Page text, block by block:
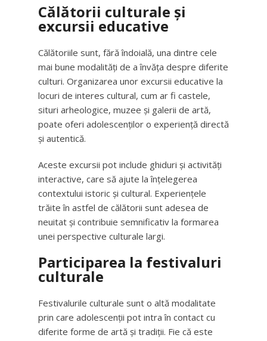
Călătorii culturale și
excursii educative
Călătoriile sunt, fără îndoială, una dintre cele
mai bune modalități de a învăța despre diferite
culturi. Organizarea unor excursii educative la
locuri de interes cultural, cum ar fi castele,
situri arheologice, muzee și galerii de artă,
poate oferi adolescenților o experiență directă
și autentică.
Aceste excursii pot include ghiduri și activități
interactive, care să ajute la înțelegerea
contextului istoric și cultural. Experiențele
trăite în astfel de călătorii sunt adesea de
neuitat și contribuie semnificativ la formarea
unei perspective culturale largi.
Participarea la festivaluri
culturale
Festivalurile culturale sunt o altă modalitate
prin care adolescenții pot intra în contact cu
diferite forme de artă și tradiții. Fie că este